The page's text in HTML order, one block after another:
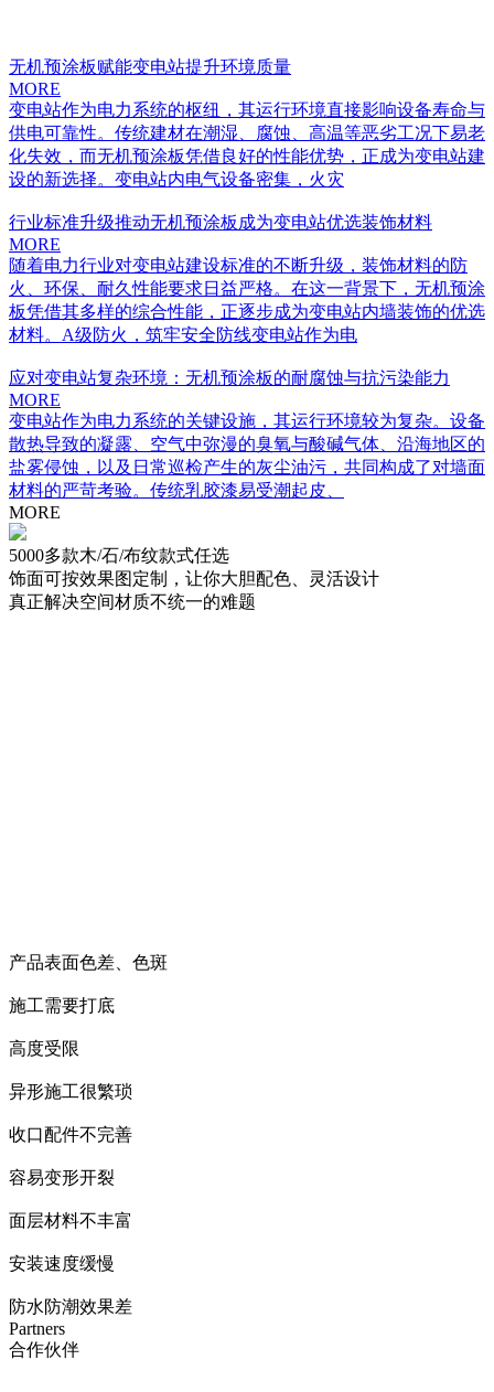
无机预涂板赋能变电站提升环境质量
MORE
变电站作为电力系统的枢纽，其运行环境直接影响设备寿命与
供电可靠性。传统建材在潮湿、腐蚀、高温等恶劣工况下易老
化失效，而无机预涂板凭借良好的性能优势，正成为变电站建
设的新选择。变电站内电气设备密集，火灾
行业标准升级推动无机预涂板成为变电站优选装饰材料
MORE
随着电力行业对变电站建设标准的不断升级，装饰材料的防
火、环保、耐久性能要求日益严格。在这一背景下，无机预涂
板凭借其多样的综合性能，正逐步成为变电站内墙装饰的优选
材料。A级防火，筑牢安全防线变电站作为电
应对变电站复杂环境：无机预涂板的耐腐蚀与抗污染能力
MORE
变电站作为电力系统的关键设施，其运行环境较为复杂。设备
散热导致的凝露、空气中弥漫的臭氧与酸碱气体、沿海地区的
盐雾侵蚀，以及日常巡检产生的灰尘油污，共同构成了对墙面
材料的严苛考验。传统乳胶漆易受潮起皮、
MORE
5000多款木/石/布纹款式任选
饰面可按效果图定制，让你大胆配色、灵活设计
真正解决空间材质不统一的难题
产品表面色差、色斑
施工需要打底
高度受限
异形施工很繁琐
收口配件不完善
容易变形开裂
面层材料不丰富
安装速度缓慢
防水防潮效果差
Partners
合作伙伴